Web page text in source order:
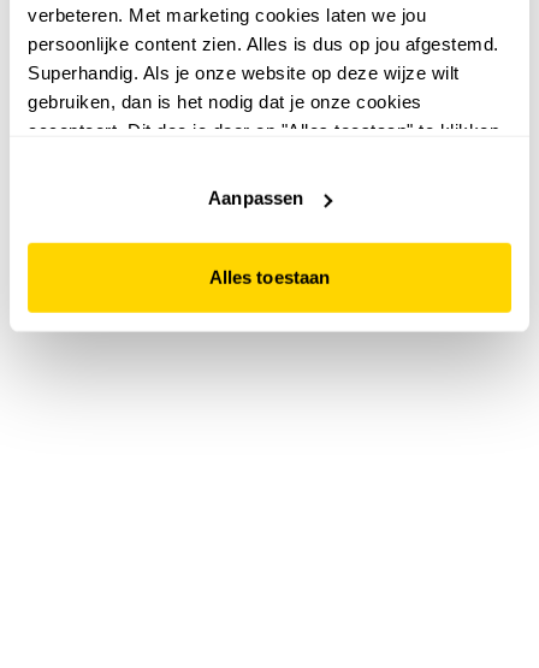
verbeteren. Met marketing cookies laten we jou
persoonlijke content zien. Alles is dus op jou afgestemd.
Superhandig. Als je onze website op deze wijze wilt
gebruiken, dan is het nodig dat je onze cookies
accepteert. Dit doe je door op "Alles toestaan" te klikken.
website niet optimaal functioneert.
Aanpassen
Alles toestaan